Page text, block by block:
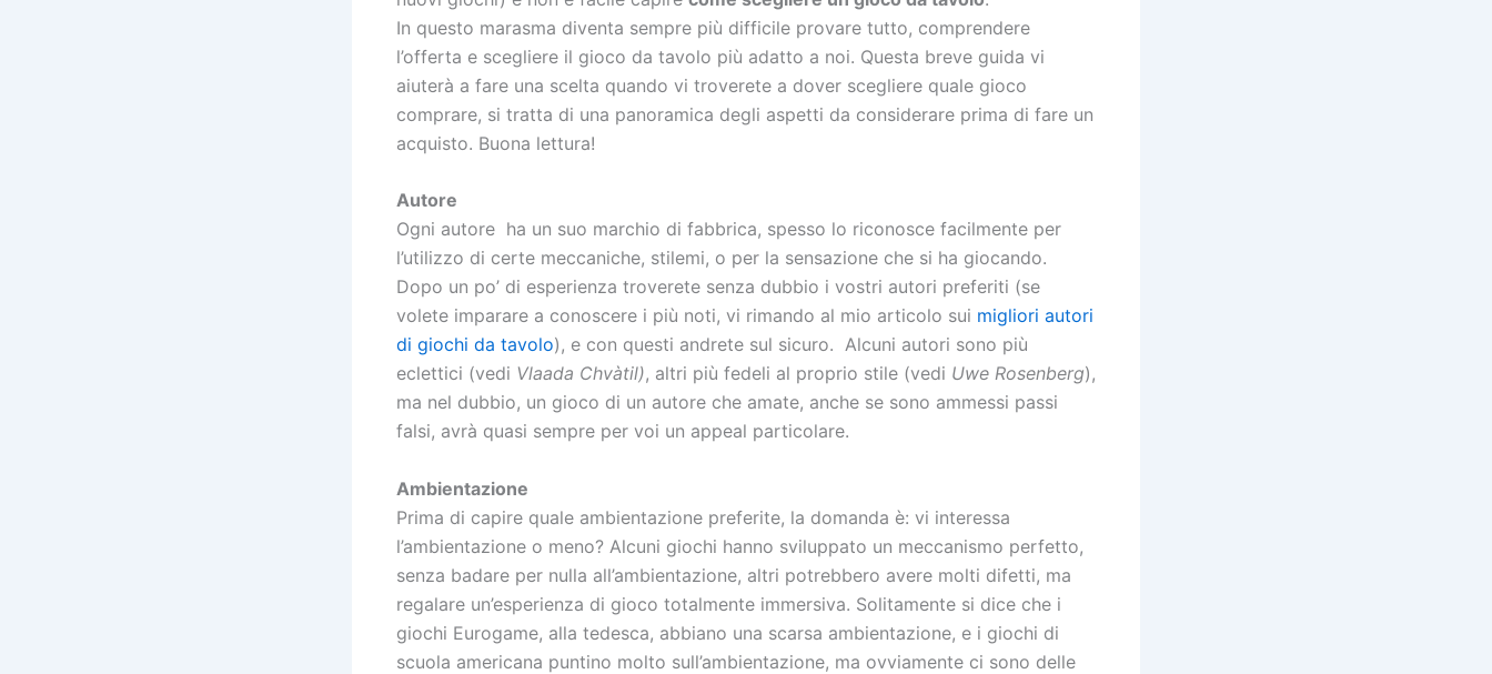
In questo marasma diventa sempre più difficile provare tutto, comprendere
l’offerta e scegliere il gioco da tavolo più adatto a noi. Questa breve guida vi
aiuterà a fare una scelta quando vi troverete a dover scegliere quale gioco
comprare, si tratta di una panoramica degli aspetti da considerare prima di fare un
acquisto. Buona lettura!
Autore
Ogni autore ha un suo marchio di fabbrica, spesso lo riconosce facilmente per
l’utilizzo di certe meccaniche, stilemi, o per la sensazione che si ha giocando.
Dopo un po’ di esperienza troverete senza dubbio i vostri autori preferiti (se
volete imparare a conoscere i più noti, vi rimando al mio articolo sui migliori autori
di giochi da tavolo), e con questi andrete sul sicuro. Alcuni autori sono più
eclettici (vedi Vlaada Chvàtil), altri più fedeli al proprio stile (vedi Uwe Rosenberg),
ma nel dubbio, un gioco di un autore che amate, anche se sono ammessi passi
falsi, avrà quasi sempre per voi un appeal particolare.
Ambientazione
Prima di capire quale ambientazione preferite, la domanda è: vi interessa
l’ambientazione o meno? Alcuni giochi hanno sviluppato un meccanismo perfetto,
senza badare per nulla all’ambientazione, altri potrebbero avere molti difetti, ma
regalare un’esperienza di gioco totalmente immersiva. Solitamente si dice che i
giochi Eurogame, alla tedesca, abbiano una scarsa ambientazione, e i giochi di
scuola americana puntino molto sull’ambientazione, ma ovviamente ci sono delle